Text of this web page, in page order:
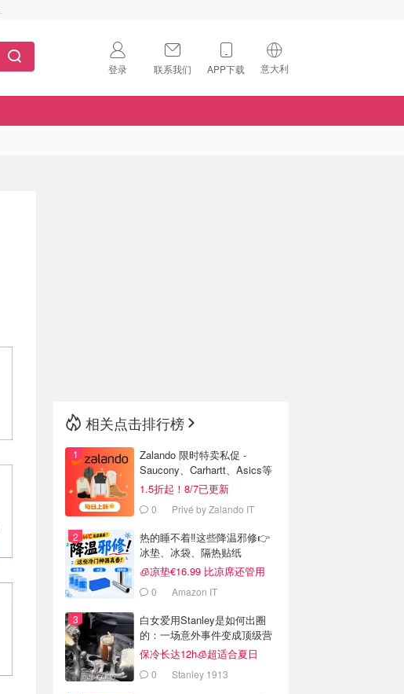
登录 联系我们 APP下载 意大利
🇺🇸
相关点击排行榜
Zalando 限时特卖私促 -
Saucony、Carhartt、Asics等
1.5折起！8/7已更新
0 Privé by Zalando IT
热的睡不着‼️这些降温邪修👉
冰垫、冰袋、隔热贴纸
🧊凉垫€16.99 比凉席还管用
0 Amazon IT
白女爱用Stanley是如何出圈
的：一场意外事件变成顶级营
销案例
保冷长达12h🧊超适合夏日
0 Stanley 1913